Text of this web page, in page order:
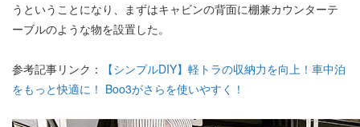
うということになり、まずはキャビンの背面に棚兼カウンターテ
ーブルのような物を設置した。
参考記事リンク：
【シンプルDIY】軽トラの収納力を向上！車中泊
をもっと快適に！ Boo3がさらを使いやすく！